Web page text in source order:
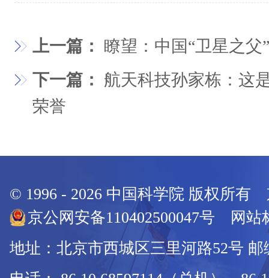
上一篇： 瞭望：中国“卫星之
下一篇： 航天科技孙家栋：这
荣誉
© 1996 - 2026 中国科学院 版权所有
京公网安备110402500047号 网站
地址：北京市西城区三里河路52号 邮